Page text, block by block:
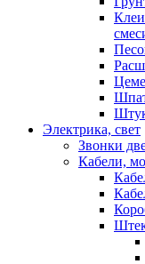
Электрика, свет
Звонки
Кабели,